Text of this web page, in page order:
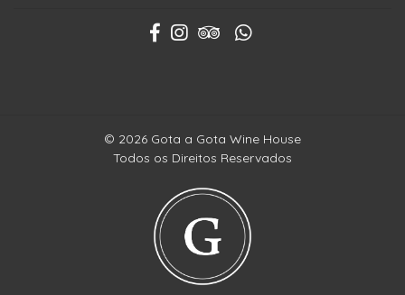
© 2026 Gota a Gota Wine House
Todos os Direitos Reservados